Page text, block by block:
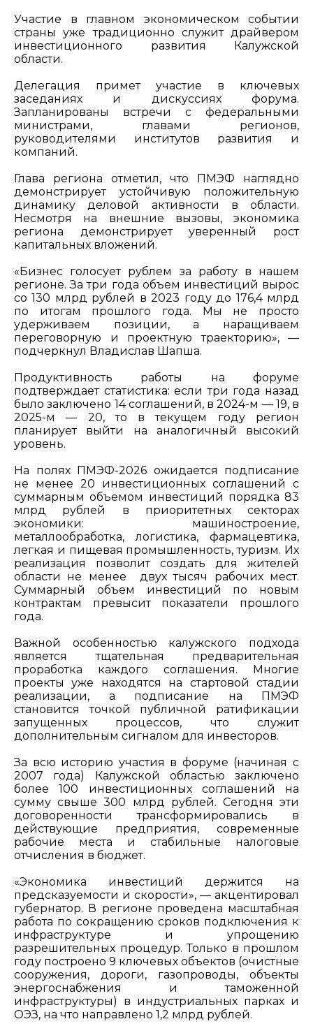
Участие в главном экономическом событии
страны уже традиционно служит драйвером
инвестиционного развития Калужской
области.
Делегация примет участие в ключевых
заседаниях и дискуссиях форума.
Запланированы встречи с федеральными
министрами, главами регионов,
руководителями институтов развития и
компаний.
Глава региона отметил, что ПМЭФ наглядно
демонстрирует устойчивую положительную
динамику деловой активности в области.
Несмотря на внешние вызовы, экономика
региона демонстрирует уверенный рост
капитальных вложений.
«Бизнес голосует рублем за работу в нашем
регионе. За три года объем инвестиций вырос
со 130 млрд рублей в 2023 году до 176,4 млрд
по итогам прошлого года. Мы не просто
удерживаем позиции, а наращиваем
переговорную и проектную траекторию», —
подчеркнул Владислав Шапша.
Продуктивность работы на форуме
подтверждает статистика: если три года назад
было заключено 14 соглашений, в 2024-м — 19, в
2025-м — 20, то в текущем году регион
планирует выйти на аналогичный высокий
уровень.
На полях ПМЭФ-2026 ожидается подписание
не менее 20 инвестиционных соглашений с
суммарным объемом инвестиций порядка 83
млрд рублей в приоритетных секторах
экономики: машиностроение,
металлообработка, логистика, фармацевтика,
легкая и пищевая промышленность, туризм. Их
реализация позволит создать для жителей
области не менее двух тысяч рабочих мест.
Суммарный объем инвестиций по новым
контрактам превысит показатели прошлого
года.
Важной особенностью калужского подхода
является тщательная предварительная
проработка каждого соглашения. Многие
проекты уже находятся на стартовой стадии
реализации, а подписание на ПМЭФ
становится точкой публичной ратификации
запущенных процессов, что служит
дополнительным сигналом для инвесторов.
За всю историю участия в форуме (начиная с
2007 года) Калужской областью заключено
более 100 инвестиционных соглашений на
сумму свыше 300 млрд рублей. Сегодня эти
договоренности трансформировались в
действующие предприятия, современные
рабочие места и стабильные налоговые
отчисления в бюджет.
«Экономика инвестиций держится на
предсказуемости и скорости», — акцентировал
губернатор. В регионе проведена масштабная
работа по сокращению сроков подключения к
инфраструктуре и упрощению
разрешительных процедур. Только в прошлом
году построено 9 ключевых объектов (очистные
сооружения, дороги, газопроводы, объекты
энергоснабжения и таможенной
инфраструктуры) в индустриальных парках и
ОЭЗ, на что направлено 1,2 млрд рублей.